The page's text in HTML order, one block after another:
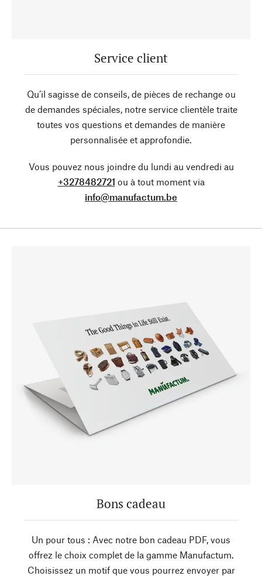
Service client
Qu’il sagisse de conseils, de pièces de rechange ou
de demandes spéciales, notre service clientèle traite
toutes vos questions et demandes de manière
personnalisée et approfondie.
Vous pouvez nous joindre du lundi au vendredi au
+3278482721 ou à tout moment via
info@manufactum.be
Bons cadeau
Un pour tous : Avec notre bon cadeau PDF, vous
offrez le choix complet de la gamme Manufactum.
Choisissez un motif que vous pourrez envoyer par